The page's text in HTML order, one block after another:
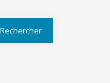
Rechercher